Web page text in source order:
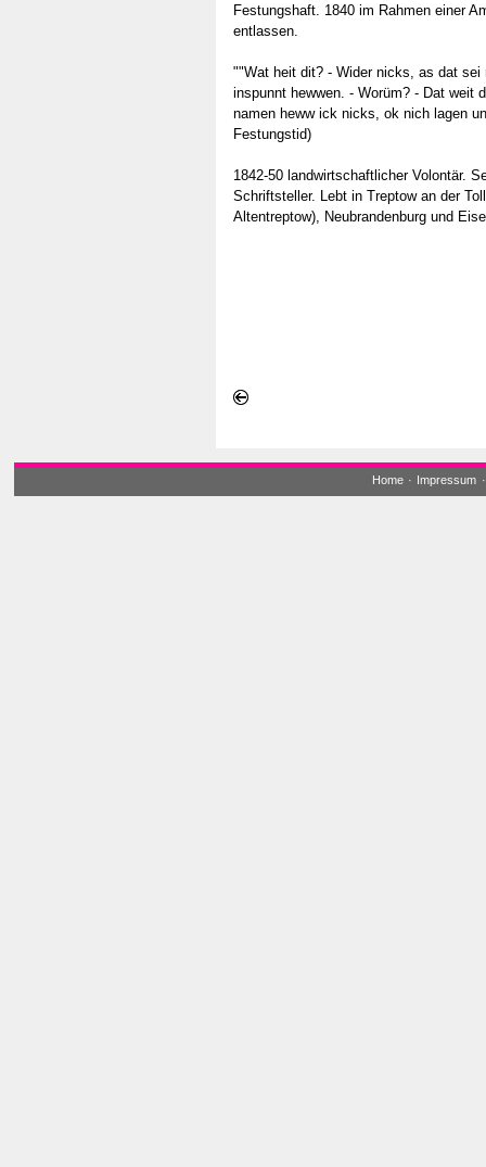
Festungshaft. 1840 im Rahmen einer
entlassen.
""Wat heit dit? - Wider nicks, as dat sei
inspunnt hewwen. - Worüm? - Dat weit
namen heww ick nicks, ok nich lagen
Festungstid)
1842-50 landwirtschaftlicher Volontär.
Schriftsteller. Lebt in Treptow an der
Altentreptow), Neubrandenburg und
Home · Impressum